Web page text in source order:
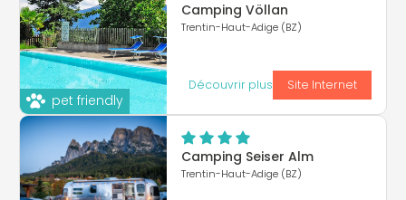
pet friendly
Camping Völlan
Trentin-Haut-Adige (BZ)
Découvrir plus Site Internet
Camping Seiser Alm
Trentin-Haut-Adige (BZ)